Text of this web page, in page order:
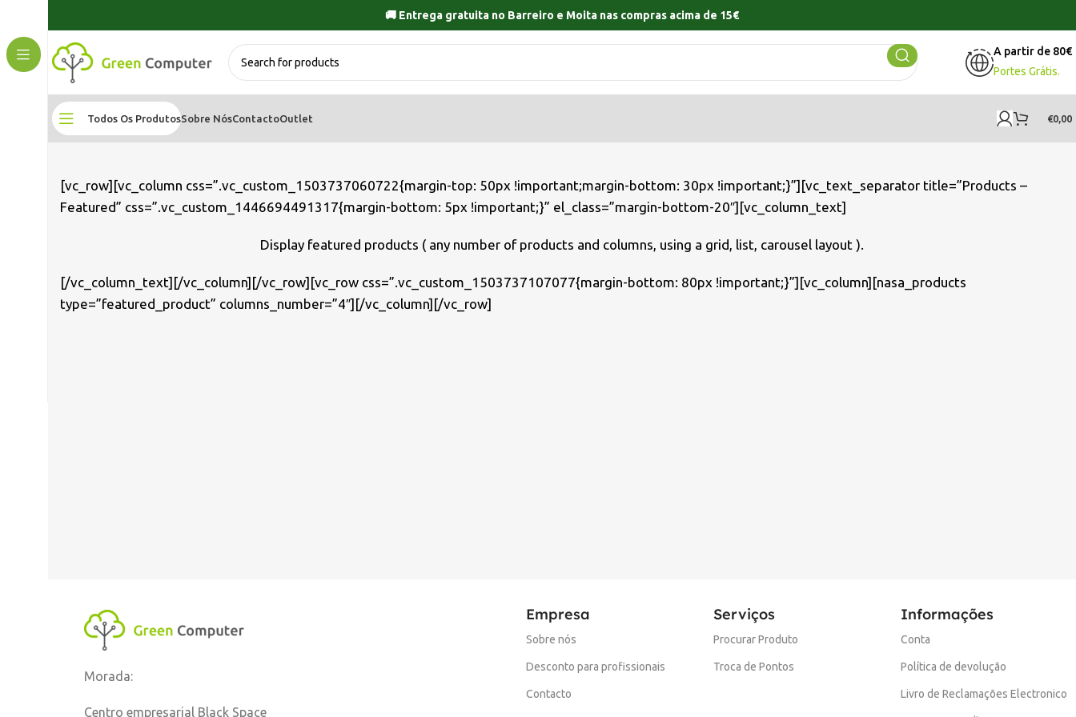
🚚 Entrega gratuita no Barreiro e Moita nas compras acima de 15€
A partir de 80€
Portes Grátis.
Todos Os ProdutosSobre NósContactoOutlet €0,00
[vc_row][vc_column css=”.vc_custom_1503737060722{margin-top: 50px !important;margin-bottom: 30px !important;}”][vc_text_separator title=”Products –
Featured” css=”.vc_custom_1446694491317{margin-bottom: 5px !important;}” el_class=”margin-bottom-20″][vc_column_text]
Display featured products ( any number of products and columns, using a grid, list, carousel layout ).
[/vc_column_text][/vc_column][/vc_row][vc_row css=”.vc_custom_1503737107077{margin-bottom: 80px !important;}”][vc_column][nasa_products
type=”featured_product” columns_number=”4″][/vc_column][/vc_row]
Morada:
Centro empresarial Black Space
Empresa
Sobre nós
Desconto para profissionais
Contacto
Serviços
Procurar Produto
Troca de Pontos
Informações
Conta
Política de devolução
Livro de Reclamações Electronico